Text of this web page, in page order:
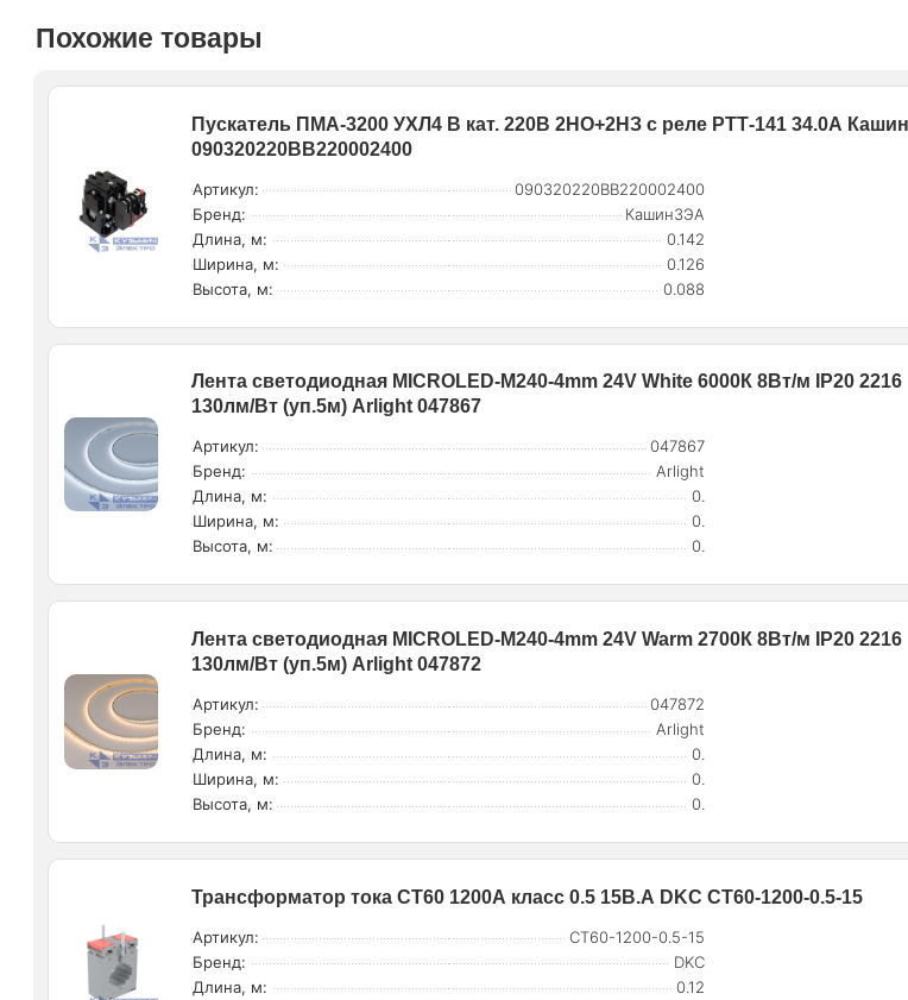
Похожие товары
Пускатель ПМА-3200 УХЛ4 В кат. 220В 2НО+2НЗ с реле РТТ-141 34.0А Кашин
090320220ВВ220002400
Артикул:
090320220ВВ220002400
Бренд:
КашинЗЭА
Длина, м:
0.142
Ширина, м:
0.126
Высота, м:
0.088
Лента светодиодная MICROLED-M240-4mm 24V White 6000К 8Вт/м IP20 2216
130лм/Вт (уп.5м) Arlight 047867
Артикул:
047867
Бренд:
Arlight
Длина, м:
0.
Ширина, м:
0.
Высота, м:
0.
Лента светодиодная MICROLED-M240-4mm 24V Warm 2700К 8Вт/м IP20 2216
130лм/Вт (уп.5м) Arlight 047872
Артикул:
047872
Бренд:
Arlight
Длина, м:
0.
Ширина, м:
0.
Высота, м:
0.
Трансформатор тока CT60 1200А класс 0.5 15В.А DKC CT60-1200-0.5-15
Артикул:
CT60-1200-0.5-15
Бренд:
DKC
Длина, м:
0.12